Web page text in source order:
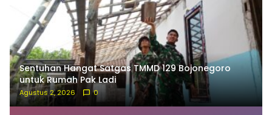
Sentuhan Hangat Satgas TMMD 129 Bojonegoro
untuk Rumah Pak Ladi
Agustus 2, 2026 0